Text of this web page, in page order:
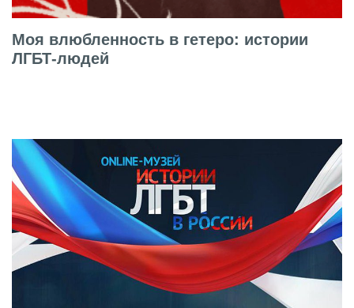
Моя влюбленность в гетеро: истории
ЛГБТ-людей